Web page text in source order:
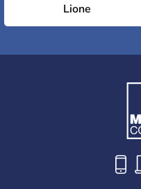
Lione